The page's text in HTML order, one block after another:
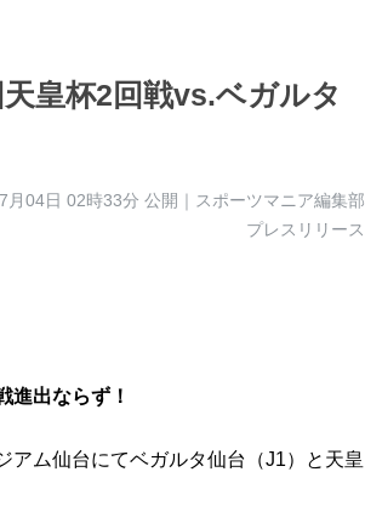
皇杯2回戦vs.ベガルタ
月04日 02時33分 公開｜スポーツマニア編集部
プレスリリース
進出ならず！
ム仙台にてベガルタ仙台（J1）と天皇